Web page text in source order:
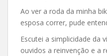
Ao ver a roda da minha
esposa correr, pude
Escutei a simplicidade da
ouvidos a reinvenção e a